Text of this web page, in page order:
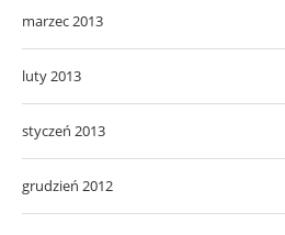
marzec 2013
luty 2013
styczeń 2013
grudzień 2012